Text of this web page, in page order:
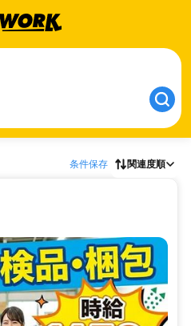
条件保存 関連度順